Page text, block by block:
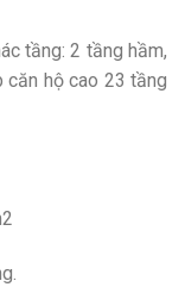
tầng: 2 tầng hầm,
căn hộ cao 23 tầng